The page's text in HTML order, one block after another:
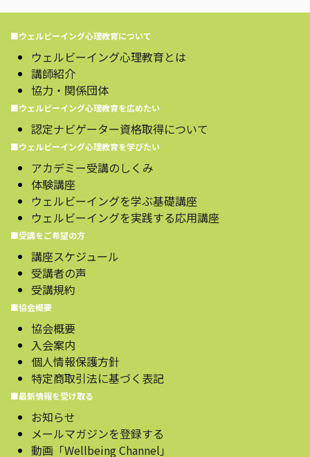
■ウェルビーイング心理教育について
ウェルビーイング心理教育とは
講師紹介
協力・関係団体
■ウェルビーイング心理教育を広めたい
認定ナビゲーター資格取得について
■ウェルビーイング心理教育を学びたい
アカデミー受講のしくみ
体験講座
ウェルビーイングを学ぶ基礎講座
ウェルビーイングを実践する応用講座
■受講をご希望の方
講座スケジュール
受講者の声
受講規約
■協会概要
協会概要
入会案内
個人情報保護方針
特定商取引法に基づく表記
■最新情報を受け取る
お知らせ
メールマガジンを登録する
動画「Wellbeing Channel」